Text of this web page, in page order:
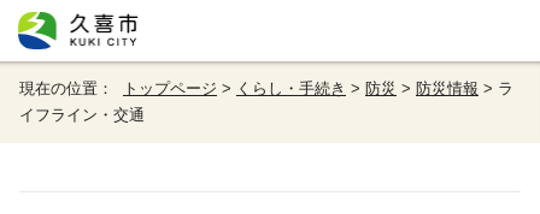
現在の位置： トップページ > くらし・手続き > 防災 > 防災情報 > ラ
イフライン・交通